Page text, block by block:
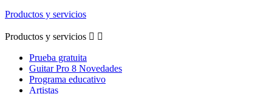
Productos y servicios
Productos y servicios  
Prueba gratuita
Guitar Pro 8 Novedades
Programa educativo
Artistas